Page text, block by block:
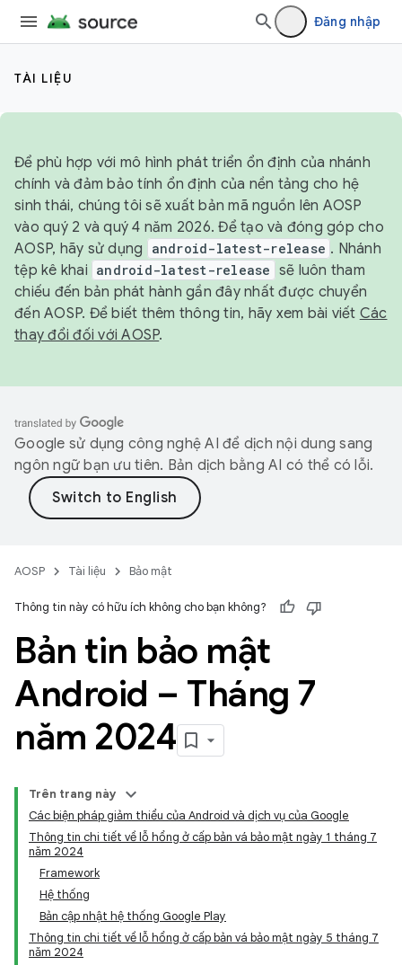
Đăng nhập
TÀI LIỆU
Để phù hợp với mô hình phát triển ổn định của nhánh
chính và đảm bảo tính ổn định của nền tảng cho hệ
sinh thái, chúng tôi sẽ xuất bản mã nguồn lên AOSP
vào quý 2 và quý 4 năm 2026. Để tạo và đóng góp cho
AOSP, hãy sử dụng
android-latest-release . Nhánh
tệp kê khai android-latest-release sẽ luôn tham
chiếu đến bản phát hành gần đây nhất được chuyển
đến AOSP. Để biết thêm thông tin, hãy xem bài viết Các
thay đổi đối với AOSP.
Google sử dụng công nghệ AI để dịch nội dung sang
ngôn ngữ bạn ưu tiên. Bản dịch bằng AI có thể có lỗi.
AOSP Tài liệu Bảo mật
Thông tin này có hữu ích không cho bạn không?
Bản tin bảo mật
Android – Tháng 7
năm 2024
Trên trang này
Các biện pháp giảm thiểu của Android và dịch vụ của Google
Thông tin chi tiết về lỗ hổng ở cấp bản vá bảo mật ngày 1 tháng 7
năm 2024
Framework
Hệ thống
Bản cập nhật hệ thống Google Play
Thông tin chi tiết về lỗ hổng ở cấp bản vá bảo mật ngày 5 tháng 7
năm 2024